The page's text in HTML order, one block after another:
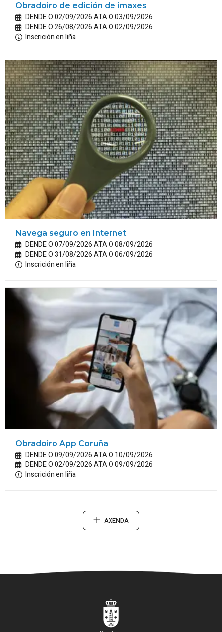
Obradoiro de edición de imaxes
DENDE O 02/09/2026 ATA O 03/09/2026
DENDE O 26/08/2026 ATA O 02/09/2026
Inscrición en liña
Navega seguro en Internet
DENDE O 07/09/2026 ATA O 08/09/2026
DENDE O 31/08/2026 ATA O 06/09/2026
Inscrición en liña
Obradoiro App Coruña
DENDE O 09/09/2026 ATA O 10/09/2026
DENDE O 02/09/2026 ATA O 09/09/2026
Inscrición en liña
AXENDA